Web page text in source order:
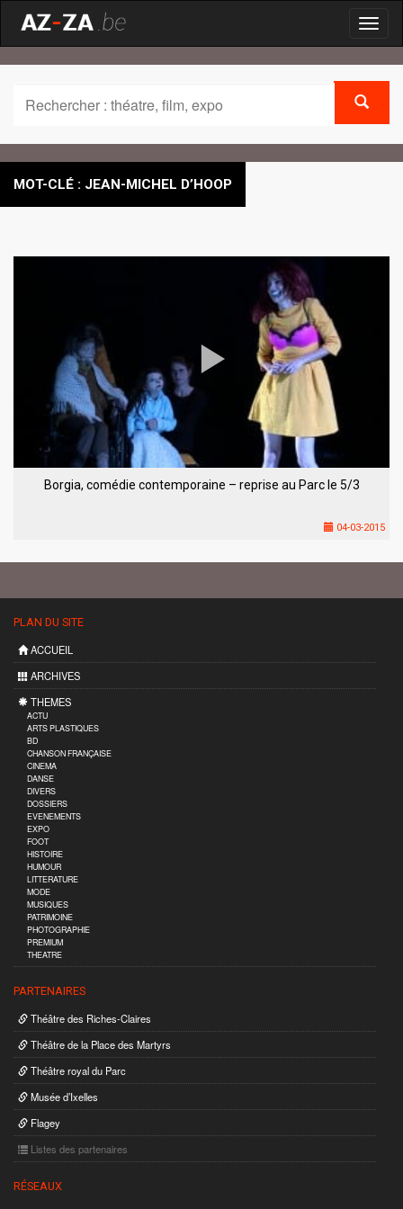
MOT-CLÉ : JEAN-MICHEL D’HOOP
Borgia, comédie contemporaine – reprise au Parc le 5/3
04-03-2015
PLAN DU SITE
ACCUEIL
ARCHIVES
THEMES
ACTU
ARTS PLASTIQUES
BD
CHANSON FRANÇAISE
CINEMA
DANSE
DIVERS
DOSSIERS
EVENEMENTS
EXPO
FOOT
HISTOIRE
HUMOUR
LITTERATURE
MODE
MUSIQUES
PATRIMOINE
PHOTOGRAPHIE
PREMIUM
THEATRE
PARTENAIRES
Théâtre des Riches-Claires
Théâtre de la Place des Martyrs
Théâtre royal du Parc
Musée d’Ixelles
Flagey
Listes des partenaires
RÉSEAUX